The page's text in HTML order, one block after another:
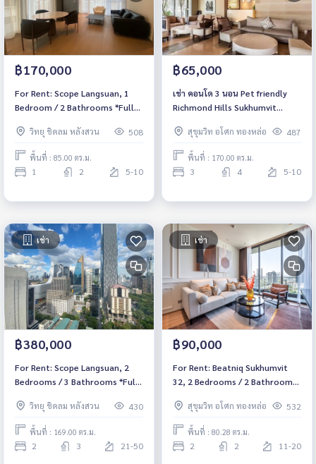
฿170,000
For Rent: Scope Langsuan, 1
Bedroom / 2 Bathrooms *Fully
/Pet Friendly*
วิทยุ ชิดลม หลังสวน 508
พื้นที่ : 85.00 ตร.ม.
1 2 5-10
฿65,000
เช่า คอนโด 3 นอน Pet friendly
Richmond Hills Sukhumvit
furnished # Tel 061-428-9156
สุขุมวิท อโศก ทองหล่อ 487
พื้นที่ : 170.00 ตร.ม.
3 4 5-10
เช่า
฿380,000
For Rent: Scope Langsuan, 2
Bedrooms / 3 Bathrooms *Fully
/Pet Friendly*
วิทยุ ชิดลม หลังสวน 430
พื้นที่ : 169.00 ตร.ม.
2 3 21-50
เช่า
฿90,000
For Rent: Beatniq Sukhumvit
32, 2 Bedrooms / 2 Bathrooms
สุขุมวิท อโศก ทองหล่อ
532
พื้นที่ : 80.28 ตร.ม.
2 2 11-20